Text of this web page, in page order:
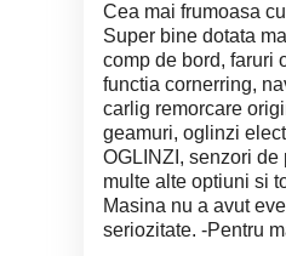
Cea mai frumoasa
Super bine dotata
comp de bord, faruri
functia cornerring,
carlig remorcare
geamuri, oglinzi
OGLINZI, senzori de
multe alte optiuni si
Masina nu a avut
seriozitate. -Pentru